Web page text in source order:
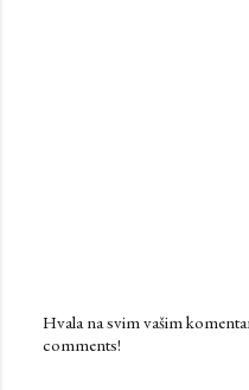
P
Hvala na svim vašim
comments!